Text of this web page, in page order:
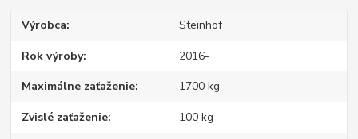
Výrobca Steinhof
Rok výroby 2016-
Maximálne zaťaženie 1700 kg
Zvislé zaťaženie 100 kg